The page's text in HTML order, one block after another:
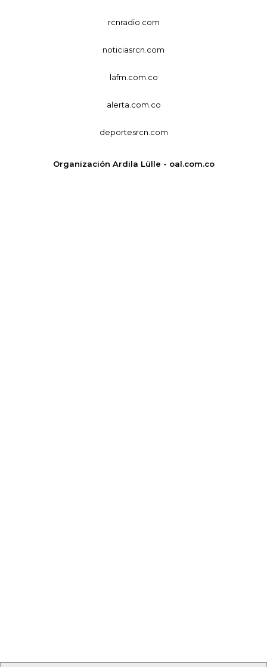
rcnradio.com
noticiasrcn.com
lafm.com.co
alerta.com.co
deportesrcn.com
Organización Ardila Lülle - oal.com.co